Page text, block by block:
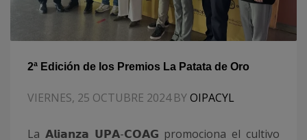
2ª Edición de los Premios La Patata de Oro
VIERNES, 25 OCTUBRE 2024 BYOIPACYL
La 𝗔𝗹𝗶𝗮𝗻𝘇𝗮 𝗨𝗣𝗔-𝗖𝗢𝗔𝗚 promociona el cultivo